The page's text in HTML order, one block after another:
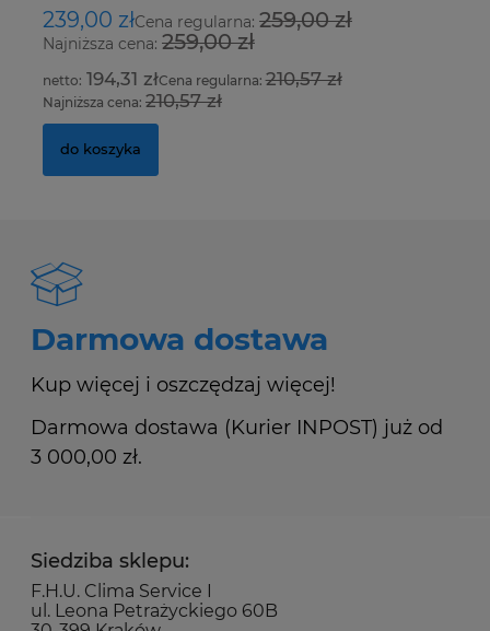
239,00 złCena regularna: 259,00 zł
Najniższa cena: 259,00 zł
194,31 złCena regularna:210,57 zł
Najniższa cena: 210,57 zł
do koszyka
Darmowa dostawa
Kup więcej i oszczędzaj więcej!
Darmowa dostawa (Kurier INPOST) już od
3 000,00 zł.
Siedziba sklepu:
F.H.U. Clima Service I
ul. Leona Petrażyckiego 60B